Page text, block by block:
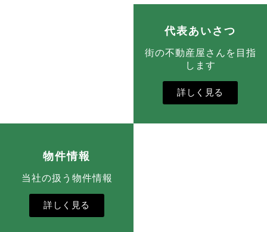
代表あいさつ
街の不動産屋さんを目指
します
詳しく見る
物件情報
当社の扱う物件情報
詳しく見る